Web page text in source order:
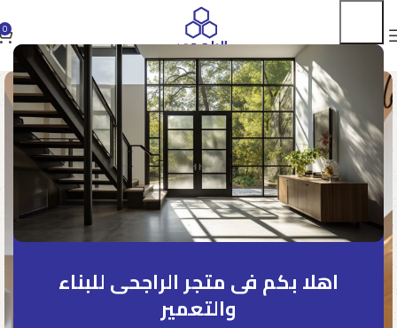
اهلا بكم فى متجر الراجحى للبناء
والتعمير
0